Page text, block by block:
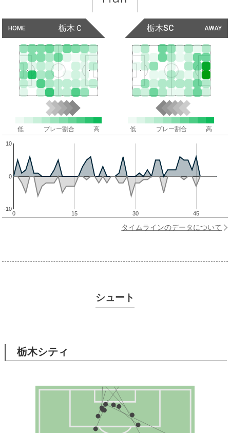
HOME 栃木Ｃ AWAY
栃木SC
低 プレー割合 高 低 プレー割合 高
0 15 30 45
-10
0
10
タイムラインのデータについて
シュート
栃木シティ